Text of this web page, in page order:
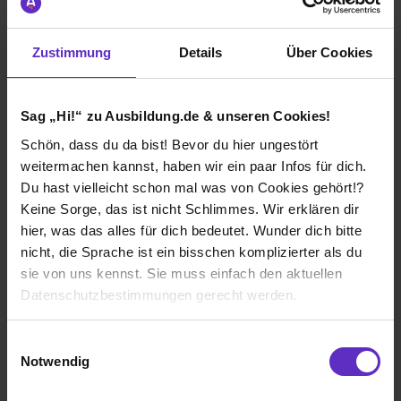
Zustimmung Details Über Cookies
Sag „Hi!“ zu Ausbildung.de & unseren Cookies!
Schön, dass du da bist! Bevor du hier ungestört
weitermachen kannst, haben wir ein paar Infos für dich.
Du hast vielleicht schon mal was von Cookies gehört!?
Keine Sorge, das ist nicht Schlimmes. Wir erklären dir
hier, was das alles für dich bedeutet. Wunder dich bitte
nicht, die Sprache ist ein bisschen komplizierter als du
sie von uns kennst. Sie muss einfach den aktuellen
Datenschutzbestimmungen gerecht werden.
Notwendig
Ausbildung Fachkraft für Metalltechnik
(m/w/d)
beiBorgWarner Turbo Systems
02.08.2027
6 freie Plätze
Ausbildung Maschinen- und Anlagenführer/in
(m/w/d)